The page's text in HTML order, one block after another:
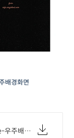
배경화면
02-왜행성 마케마케-C-Makemake-우주배경화면.png